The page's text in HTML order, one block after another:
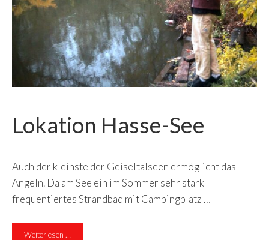
Lokation Hasse-See
Auch der kleinste der Geiseltalseen ermöglicht das
Angeln. Da am See ein im Sommer sehr stark
frequentiertes Strandbad mit Campingplatz …
Weiterlesen …